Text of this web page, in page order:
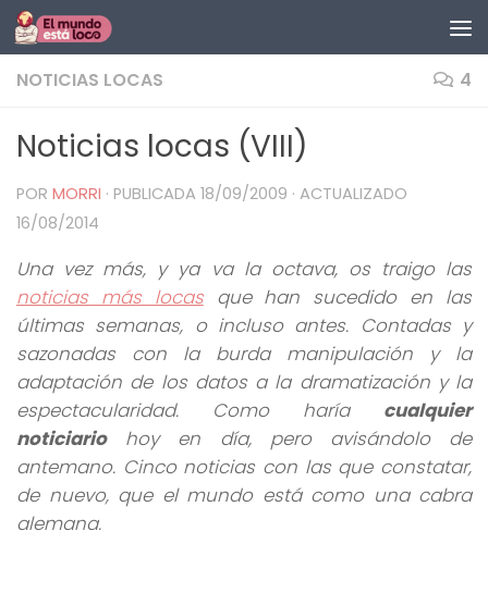
Saltar al contenido
NOTICIAS LOCAS 4
Noticias locas (VIII)
POR MORRI · PUBLICADA 18/09/2009 · ACTUALIZADO
16/08/2014
Una vez más, y ya va la octava, os traigo las
noticias más locasque han sucedido en las
últimas semanas, o incluso antes. Contadas y
sazonadas con la burda manipulación y la
adaptación de los datos a la dramatización y la
espectacularidad. Como haría cualquier
noticiariohoy en día, pero avisándolo de
antemano. Cinco noticias con las que constatar,
de nuevo, que el mundo está como una cabra
alemana.